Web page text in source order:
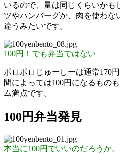
いるので、量は同じくらいかも
ツやハンバーグか、肉を使わな
違うみたいです。
100円！でも弁当ではない
ボロボロじゅーしーは通常170
間によっては100円になるもの
ム満点です。
100円弁当発見
本当に100円でいいのだろうか